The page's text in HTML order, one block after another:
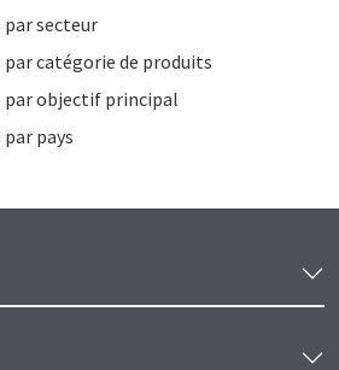
par secteur
catégorie de produits
par objectif principal
pays